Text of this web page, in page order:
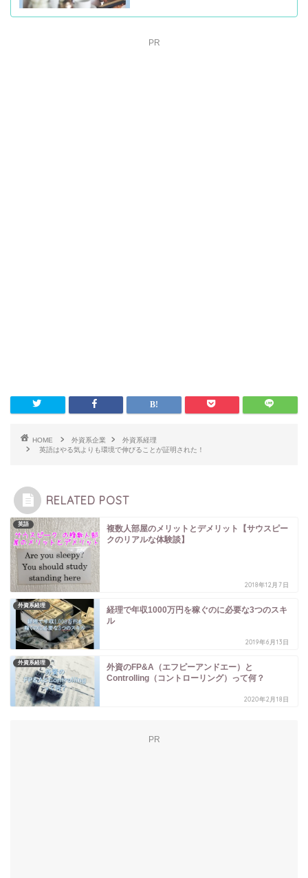
PR
HOME 外資系企業
外資系経理
英語はやる気よりも環境で伸びることが証明された！
RELATED POST
英語
複数人部屋のメリットとデメリット【サウスピー
クのリアルな体験談】
2018年12月7日
外資系経理
経理で年収1000万円を稼ぐのに必要な3つのスキ
ル
2019年6月13日
外資系経理
外資のFP&A（エフピーアンドエー）と
Controlling（コントローリング）って何？
2020年2月18日
PR